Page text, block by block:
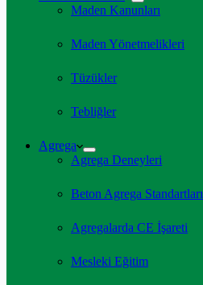
Maden Kanunları
Maden Yönetmelikleri
Tüzükler
Tebliğler
Agrega
Agrega Deneyleri
Beton Agrega Standartları
Agregalarda CE İşareti
Mesleki Eğitim